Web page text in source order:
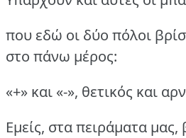
που εδώ οι δύο πόλοι
στο πάνω μέρος:
«+» και «-», θετικός και
Εμείς, στα πειράματα μας,